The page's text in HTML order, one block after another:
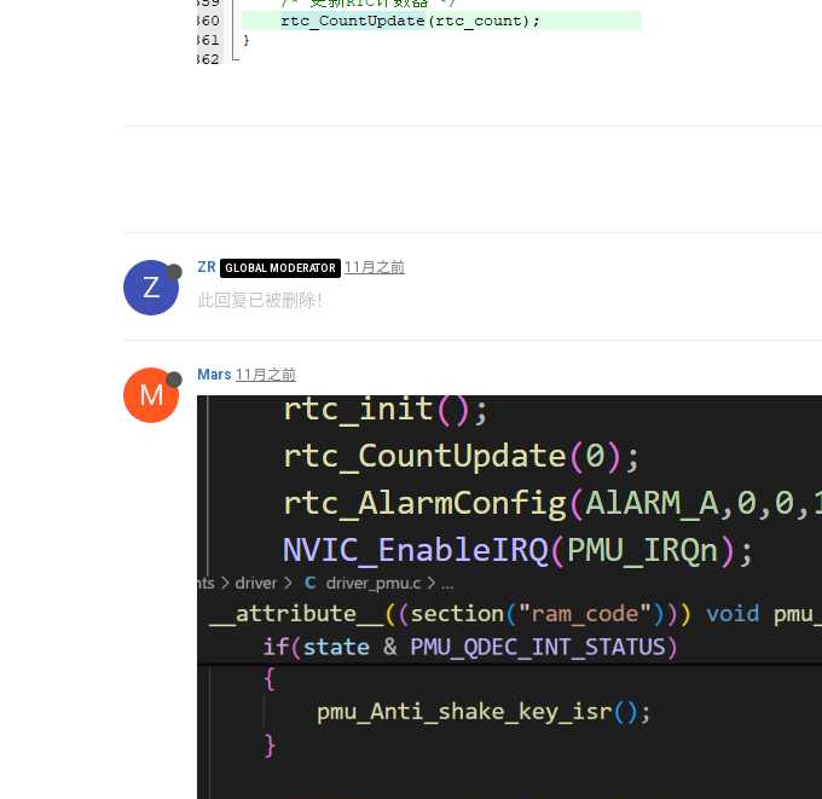
Z
ZR GLOBAL MODERATOR 11月之前
此回复已被删除！
M
Mars 11月之前